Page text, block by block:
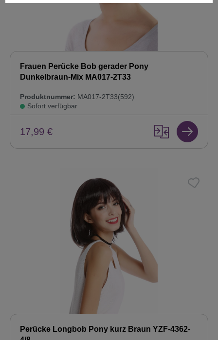
Frauen Perücke Bob gerader Pony
Dunkelbraun-Mix MA017-2T33
Produktnummer: MA017-2T33(592)
Sofort verfügbar
17,99 €
Perücke Longbob Pony kurz Braun YZF-4362-